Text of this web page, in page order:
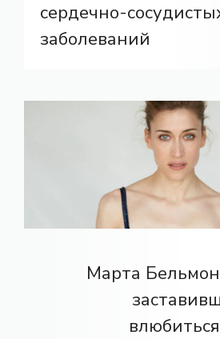
сердечно-
заболеваний
Марта